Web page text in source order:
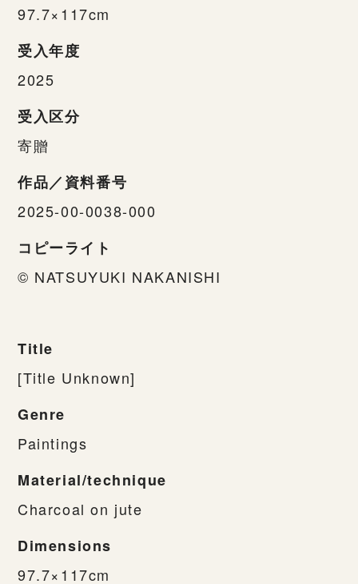
97.7×117cm
受入年度
2025
受入区分
寄贈
作品／資料番号
2025-00-0038-000
コピーライト
© NATSUYUKI NAKANISHI
Title
[Title Unknown]
Genre
Paintings
Material/technique
Charcoal on jute
Dimensions
97.7×117cm